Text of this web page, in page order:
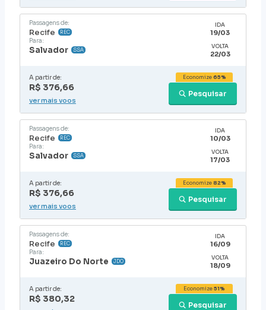
Passagens de:
Recife REC
Para:
Salvador SSA
IDA
19/03
VOLTA
22/03
A partir de:
R$ 376,66
Pesquisar
Economize65%
ver mais voos
Passagens de:
Recife REC
Para:
Salvador SSA
IDA
10/03
VOLTA
17/03
A partir de:
R$ 376,66
Pesquisar
Economize82%
ver mais voos
Passagens de:
Recife REC
Para:
Juazeiro Do Norte JDO
IDA
16/09
VOLTA
18/09
A partir de:
R$ 380,32
Pesquisar
Economize51%